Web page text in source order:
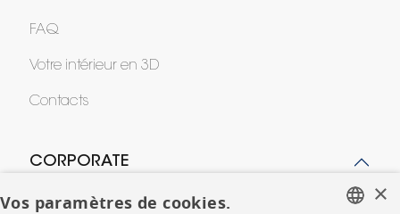
FAQ
Votre intérieur en 3D
Contacts
CORPORATE
Presse ×
Vos paramètres de cookies.